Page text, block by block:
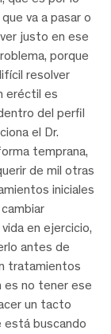
va a pasar o
justo en ese
porque
resolver
eréctil es
del perfil
el Dr.
temprana,
de mil otras
iniciales
en ejercicio,
antes de
tratamientos
es no tener ese
un tacto
está buscando